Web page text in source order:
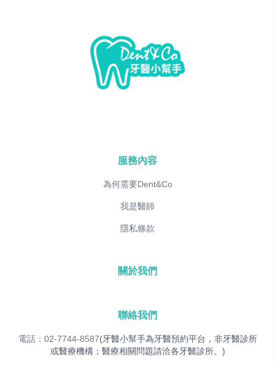
服務內容
為何需要Dent&Co
我是醫師
隱私條款
關於我們
聯絡我們
電話：02-7744-8587(牙醫小幫手為牙醫預約平台，非牙醫診所
或醫療機構；醫療相關問題請洽各牙醫診所。)